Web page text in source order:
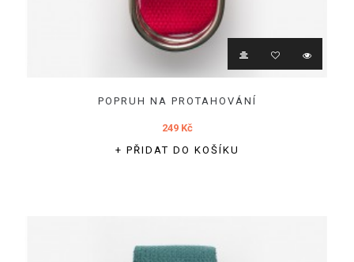
POPRUH NA PROTAHOVÁNÍ
249 Kč
+ PŘIDAT DO KOŠÍKU